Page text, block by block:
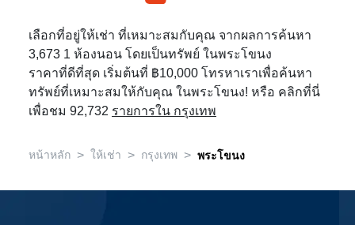
เลือกที่อยู่ให้เช่า ที่เหมาะสมกับคุณ จากผลการค้นหา
3,673 1 ห้องนอน โดยเป็นทรัพย์ ในพระโขนง
ราคาที่ดีที่สุด เริ่มต้นที่ ฿10,000 โทรหาเราเพื่อค้นหา
ทรัพย์ที่เหมาะสมให้กับคุณ ในพระโขนง! หรือ คลิกที่นี่
เพื่อชม 92,732 รายการใน กรุงเทพ
หน้าหลัก > ให้เช่า > กรุงเทพ > พระโขนง